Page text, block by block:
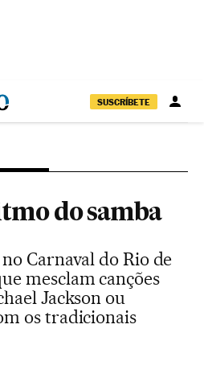
SUSCRÍBETE
do samba
Carnaval do Rio de
mesclam canções
Jackson ou
os tradicionais